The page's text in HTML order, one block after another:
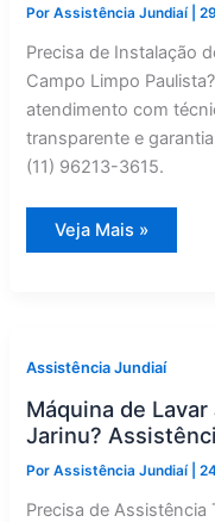
PorAssistência Jundiaí |
Precisa de Instalação
Campo Limpo
atendimento com
transparente e
(11) 96213-3615.
Instalação
de
Limpo
Paulista
|
Assistência
Jundiaí
Veja Mais »
Assistência Jundiaí
Máquina de
Jarinu?
PorAssistência Jundiaí |
Precisa de Assistência